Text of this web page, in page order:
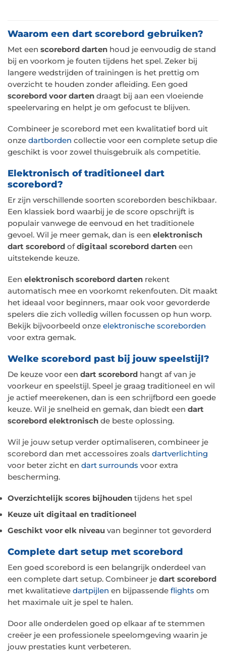
Waarom een dart scorebord gebruiken?
Met een scorebord darten houd je eenvoudig de stand
bij en voorkom je fouten tijdens het spel. Zeker bij
langere wedstrijden of trainingen is het prettig om
overzicht te houden zonder afleiding. Een goed
scorebord voor darten draagt bij aan een vloeiende
speelervaring en helpt je om gefocust te blijven.
Combineer je scorebord met een kwalitatief bord uit
onze dartborden collectie voor een complete setup die
geschikt is voor zowel thuisgebruik als competitie.
Elektronisch of traditioneel dart
scorebord?
Er zijn verschillende soorten scoreborden beschikbaar.
Een klassiek bord waarbij je de score opschrijft is
populair vanwege de eenvoud en het traditionele
gevoel. Wil je meer gemak, dan is een elektronisch
dart scorebord ofdigitaal scorebord darten een
uitstekende keuze.
Een elektronisch scorebord darten rekent
automatisch mee en voorkomt rekenfouten. Dit maakt
het ideaal voor beginners, maar ook voor gevorderde
spelers die zich volledig willen focussen op hun worp.
Bekijk bijvoorbeeld onze elektronische scoreborden
voor extra gemak.
Welke scorebord past bij jouw speelstijl?
De keuze voor een dart scorebord hangt af van je
voorkeur en speelstijl. Speel je graag traditioneel en wil
je actief meerekenen, dan is een schrijfbord een goede
keuze. Wil je snelheid en gemak, dan biedt een dart
scorebord elektronisch de beste oplossing.
Wil je jouw setup verder optimaliseren, combineer je
scorebord dan met accessoires zoals dartverlichting
voor beter zicht en dart surrounds voor extra
bescherming.
Overzichtelijk scores bijhouden tijdens het spel
Keuze uit digitaal en traditioneel
Geschikt voor elk niveau van beginner tot gevorderd
Complete dart setup met scorebord
Een goed scorebord is een belangrijk onderdeel van
een complete dart setup. Combineer je dart scorebord
met kwalitatieve dartpijlen en bijpassende flights om
het maximale uit je spel te halen.
Door alle onderdelen goed op elkaar af te stemmen
creëer je een professionele speelomgeving waarin je
jouw prestaties kunt verbeteren.